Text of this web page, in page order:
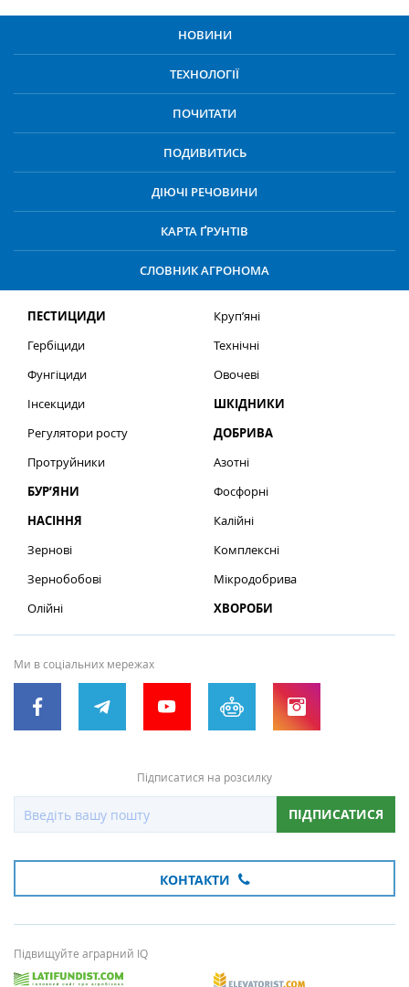
НОВИНИ
ТЕХНОЛОГІЇ
ПОЧИТАТИ
ПОДИВИТИСЬ
ДІЮЧІ РЕЧОВИНИ
КАРТА ҐРУНТІВ
СЛОВНИК АГРОНОМА
ПЕСТИЦИДИ
Гербіциди
Фунгіциди
Інсекциди
Регулятори росту
Протруйники
БУР’ЯНИ
НАСІННЯ
Зернові
Зернобобові
Олійні
Круп’яні
Технічні
Овочеві
ШКІДНИКИ
ДОБРИВА
Азотні
Фосфорні
Калійні
Комплексні
Мікродобрива
ХВОРОБИ
Ми в соціальних мережах
Підписатися на розсилку
ПІДПИСАТИСЯ
КОНТАКТИ
Підвищуйте аграрний IQ